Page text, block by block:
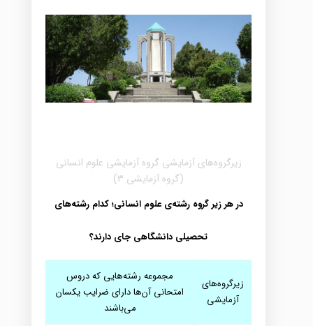
زیرگروه‌های آزمایشی گروه آزمایشی علوم انسانی
(گروه آزمایشی ۳)
در هر زیر گروه رشته‌ی علوم انسانی؛ کدام رشته‌های
تحصیلی دانشگاهی جای دارند؟
زیرگروههای
آزمایشی
مجموعه رشتههایی که دروس
امتحانی آنها دارای ضرایب یکسان
میباشند